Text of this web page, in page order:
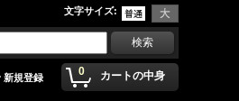
文字サイズ:
0 カートの中身
新規登録